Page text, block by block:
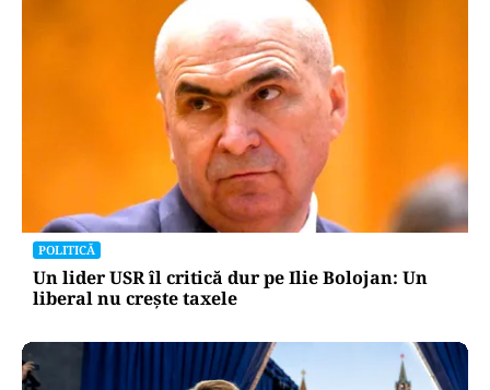
POLITICĂ
Un lider USR îl critică dur pe Ilie Bolojan: Un
liberal nu crește taxele